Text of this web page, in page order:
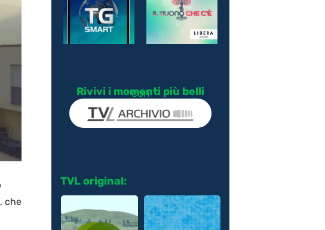
che
Rivivi i momenti più belli
con
TVL original: